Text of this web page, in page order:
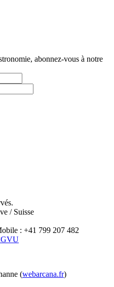
abonnez-vous à notre
X
/ Suisse
: +41 799 207 482
(webarcana.fr)